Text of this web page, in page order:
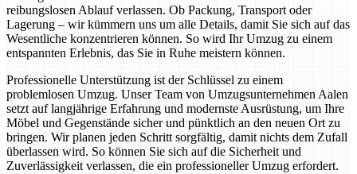
reibungslosen Ablauf verlassen. Ob Packung, Transport oder
Lagerung – wir kümmern uns um alle Details, damit Sie sich auf das
Wesentliche konzentrieren können. So wird Ihr Umzug zu einem
entspannten Erlebnis, das Sie in Ruhe meistern können.
Professionelle Unterstützung ist der Schlüssel zu einem
problemlosen Umzug. Unser Team von Umzugsunternehmen Aalen
setzt auf langjährige Erfahrung und modernste Ausrüstung, um Ihre
Möbel und Gegenstände sicher und pünktlich an den neuen Ort zu
bringen. Wir planen jeden Schritt sorgfältig, damit nichts dem Zufall
überlassen wird. So können Sie sich auf die Sicherheit und
Zuverlässigkeit verlassen, die ein professioneller Umzug erfordert.